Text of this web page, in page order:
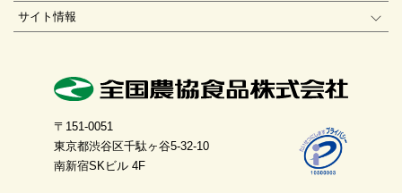
サイト情報
〒151-0051
東京都渋谷区千駄ヶ谷5-32-10
南新宿SKビル 4F